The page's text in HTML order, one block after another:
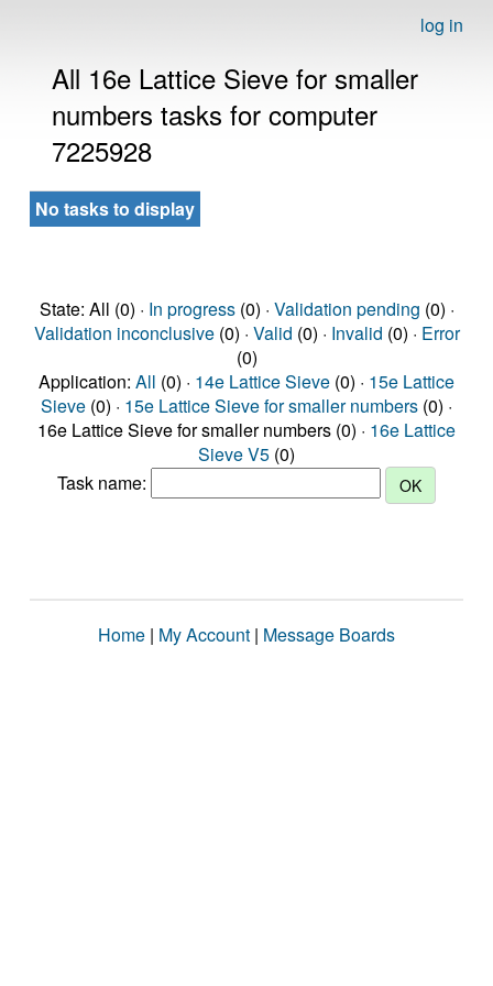
log in
All 16e Lattice Sieve for smaller
numbers tasks for computer
7225928
No tasks to display
State: All (0) · In progress(0) · Validation pending (0) ·
Validation inconclusive(0) · Valid (0) · Invalid (0) · Error
(0)
Application: All (0) · 14e Lattice Sieve (0) · 15e Lattice
Sieve (0) · 15e Lattice Sieve for smaller numbers (0) ·
16e Lattice Sieve for smaller numbers (0) · 16e Lattice
Sieve V5 (0)
Task name:
Home | My Account | Message Boards